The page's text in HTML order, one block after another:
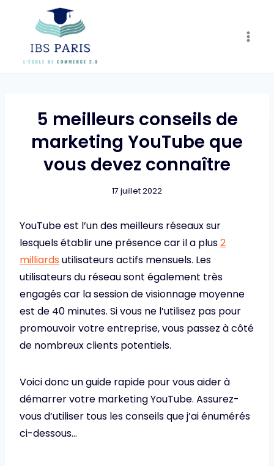
content
5 meilleurs conseils de
marketing YouTube que
vous devez connaître
17 juillet 2022
YouTube est l’un des meilleurs réseaux sur
lesquels établir une présence car il a plus2
milliards utilisateurs actifs mensuels. Les
utilisateurs du réseau sont également très
engagés car la session de visionnage moyenne
est de 40 minutes. Si vous ne l’utilisez pas pour
promouvoir votre entreprise, vous passez à côté
de nombreux clients potentiels.
Voici donc un guide rapide pour vous aider à
démarrer votre marketing YouTube. Assurez-
vous d’utiliser tous les conseils que j’ai énumérés
ci-dessous…